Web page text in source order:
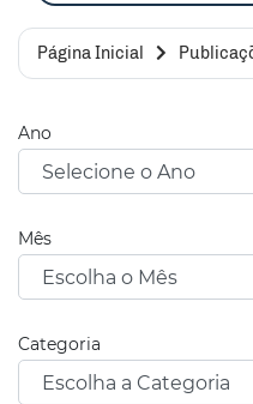
Página Inicial
Ano
Mês
Categoria